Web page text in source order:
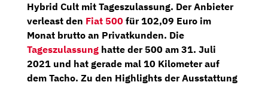
Hybrid Cult mit Tageszulassung. Der Anbieter
verleast den Fiat 500 für102,09 Euro im
Monat brutto an Privatkunden. Die
Tageszulassung hatte der 500 am 31. Juli
2021 und hat gerade mal 10 Kilometer auf
dem Tacho. Zu den Highlights der Ausstattung